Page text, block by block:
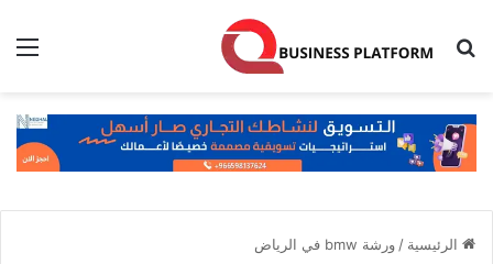
بحث عن
الرئيسية / ورشة bmw في الرياض